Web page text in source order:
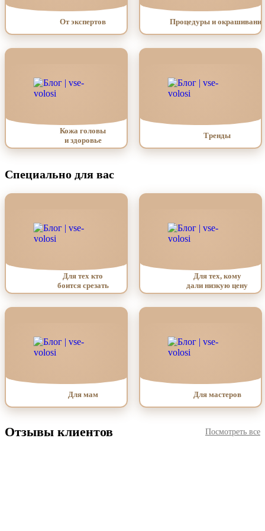
От экспертов Процедуры и окрашивание
Кожа головы
и здоровье
Тренды
Специально для вас
Для тех кто
боится срезать
Для тех, кому
дали низкую цену
Для мам Для мастеров
Отзывы клиентов Посмотреть все